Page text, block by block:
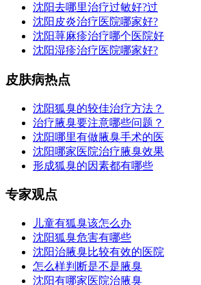
沈阳去哪里治疗过敏好?过
沈阳皮炎治疗医院哪家好?
沈阳荨麻疹治疗哪个医院好
沈阳湿疹治疗医院哪家好?
皮肤病热点
沈阳狐臭的较佳治疗方法？
治疗腋臭要注意哪些问题？
沈阳哪里有做腋臭手术的医
沈阳哪家医院治疗腋臭效果
形成狐臭的因素都有哪些
专家观点
儿童有狐臭该怎么办
沈阳狐臭危害有哪些
沈阳治腋臭比较有效的医院
怎么样判断是不是腋臭
沈阳有哪家医院治腋臭